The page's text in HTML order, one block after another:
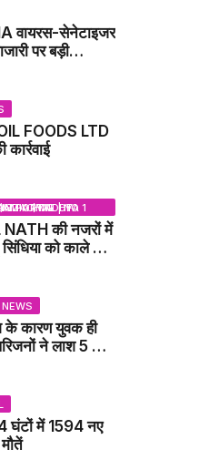
वायरस-सेनेटाइजर
पर बड़ी
FOODS LTD
की नजरों में
को काले झंडे
के कारण युवक ही
ने लाश 5 फुट
घंटों में 1594 नए